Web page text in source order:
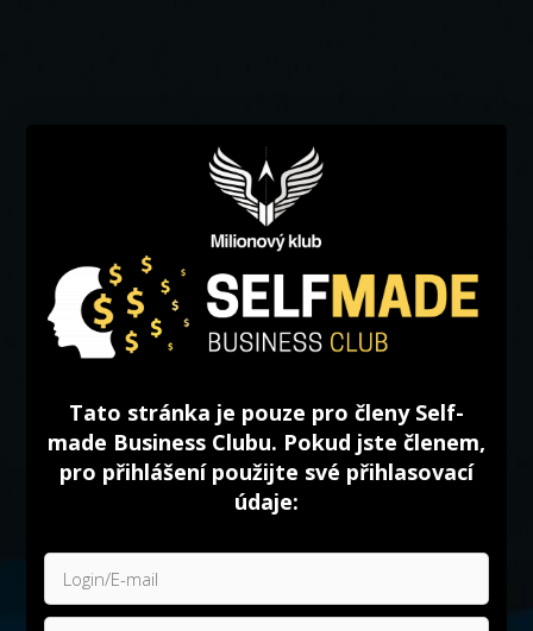
Tato stránka je pouze pro členy Self-
made Business Clubu. Pokud jste členem,
pro přihlášení použijte své přihlasovací
údaje: